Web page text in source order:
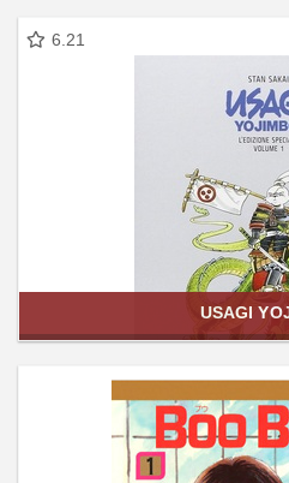
6.21
USAGI